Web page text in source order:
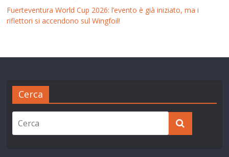
Fuerteventura World Cup 2026: l’evento è già iniziato, ma i
riflettori si accendono sul Wingfoil!
Cerca